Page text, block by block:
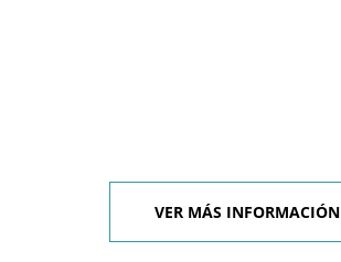
VER MÁS INFORMACIÓN